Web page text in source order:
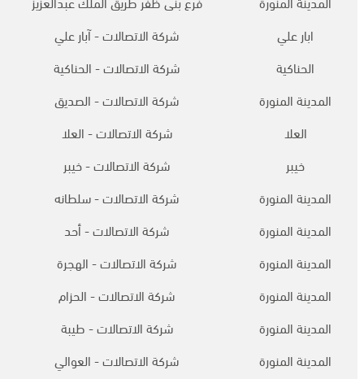
ابار علي
شركة الاتصالات - آبار علي
الحناكية
شركة الاتصالات - الحناكية
المدينة المنورة
شركة الاتصالات - الصديق
العلا
شركة الاتصالات - العلا
خيبر
شركة الاتصالات - خيبر
المدينة المنورة
شركة الاتصالات - سلطانه
المدينة المنورة
شركة الاتصالات - أحد
المدينة المنورة
شركة الاتصالات - الهجرة
المدينة المنورة
شركة الاتصالات - الحزام
المدينة المنورة
شركة الاتصالات - طيبة
المدينة المنورة
شركة الاتصالات - العوالي